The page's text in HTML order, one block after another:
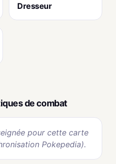
Dresseur
de combat
pour cette carte
Pokepedia).